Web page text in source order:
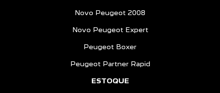
Novo Peugeot 2008
Novo Peugeot Expert
Peugeot Boxer
Peugeot Partner Rapid
ESTOQUE